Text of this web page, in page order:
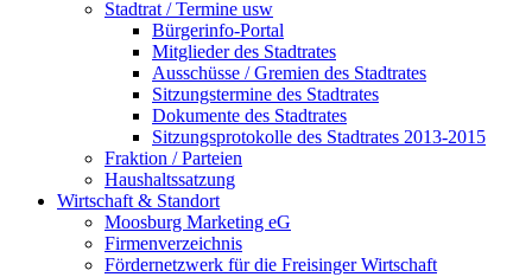
Stadtrat / Termine usw
Bürgerinfo-Portal
Mitglieder des Stadtrates
Ausschüsse / Gremien des Stadtrates
Sitzungstermine des Stadtrates
Dokumente des Stadtrates
Sitzungsprotokolle des Stadtrates 2013-2015
Fraktion / Parteien
Haushaltssatzung
Wirtschaft & Standort
Moosburg Marketing eG
Firmenverzeichnis
Fördernetzwerk für die Freisinger Wirtschaft